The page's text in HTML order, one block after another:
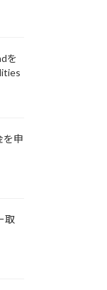
を
を申
取